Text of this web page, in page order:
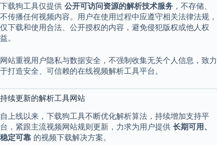
下载狗工具仅提供 公开可访问资源的解析技术服务 ，不存储、
不传播任何视频内容。用户在使用过程中应遵守相关法律法规，
仅下载和使用合法、公开授权的内容，避免侵犯版权或他人权
益。
网站重视用户隐私与数据安全，不强制收集无关个人信息，致力
于打造安全、可信赖的在线视频解析工具平台。
持续更新的解析工具网站
自上线以来，下载狗工具不断优化解析算法，持续增加支持平
台，紧跟主流视频网站规则更新，力求为用户提供 长期可用、
稳定可靠 的视频下载解决方案。